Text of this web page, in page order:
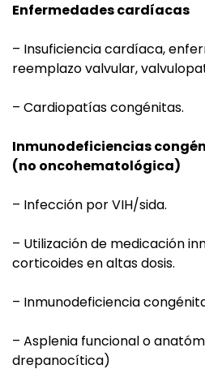
Enfermedades cardíacas
– Insuficiencia cardíaca,
reemplazo valvular,
– Cardiopatías congénitas.
Inmunodeficiencias
(no oncohematológica)
– Infección por VIH/sida.
– Utilización de medicación
corticoides en altas dosis.
– Inmunodeficiencia
– Asplenia funcional o
drepanocítica)